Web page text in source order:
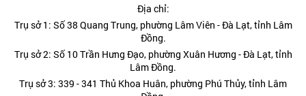
Địa chỉ:
Trụ sở 1: Số 38 Quang Trung, phường Lâm Viên - Đà Lạt, tỉnh Lâm
Đồng.
Trụ sở 2: Số 10 Trần Hưng Đạo, phường Xuân Hương - Đà Lạt, tỉnh
Lâm Đồng.
Trụ sở 3: 339 - 341 Thủ Khoa Huân, phường Phú Thủy, tỉnh Lâm